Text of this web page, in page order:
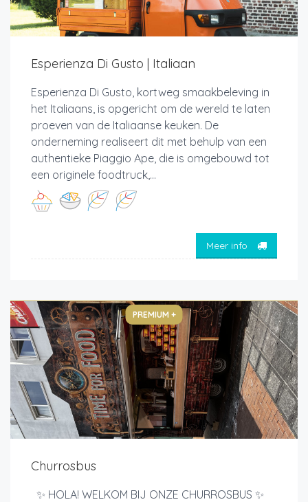
Esperienza Di Gusto | Italiaan
Esperienza Di Gusto, kortweg smaakbeleving in
het Italiaans, is opgericht om de wereld te laten
proeven van de Italiaanse keuken. De
onderneming realiseert dit met behulp van een
authentieke Piaggio Ape, die is omgebouwd tot
een originele foodtruck,...
Meer info
PREMIUM +
Churrosbus
✨ HOLA! WELKOM BIJ ONZE CHURROSBUS ✨